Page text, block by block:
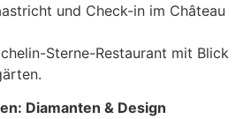
und Check-in im Château
Sterne-Restaurant mit Blick
Diamanten & Design